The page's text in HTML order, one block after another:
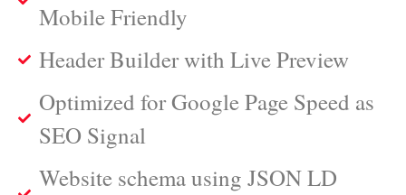
Mobile Friendly
Header Builder with Live Preview
Optimized for Google Page Speed as
SEO Signal
Website schema using JSON LD